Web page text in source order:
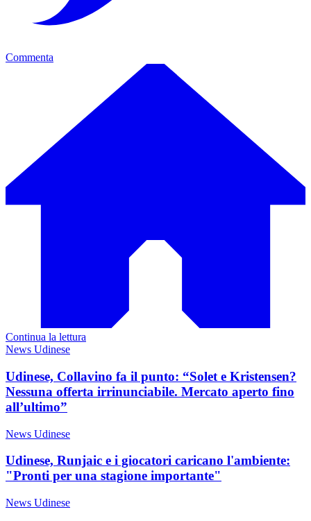
Commenta
Continua la lettura
News Udinese
Udinese, Collavino fa il punto: “Solet e Kristensen?
Nessuna offerta irrinunciabile. Mercato aperto fino
all’ultimo”
News Udinese
Udinese, Runjaic e i giocatori caricano l'ambiente:
"Pronti per una stagione importante"
News Udinese